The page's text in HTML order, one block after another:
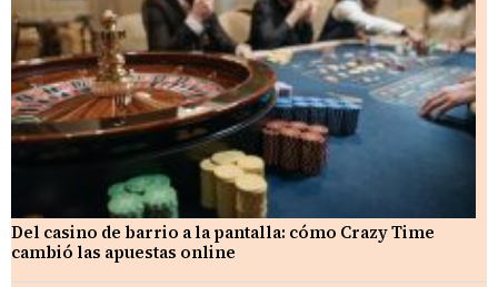
Del casino de barrio a la pantalla: cómo Crazy Time
cambió las apuestas online